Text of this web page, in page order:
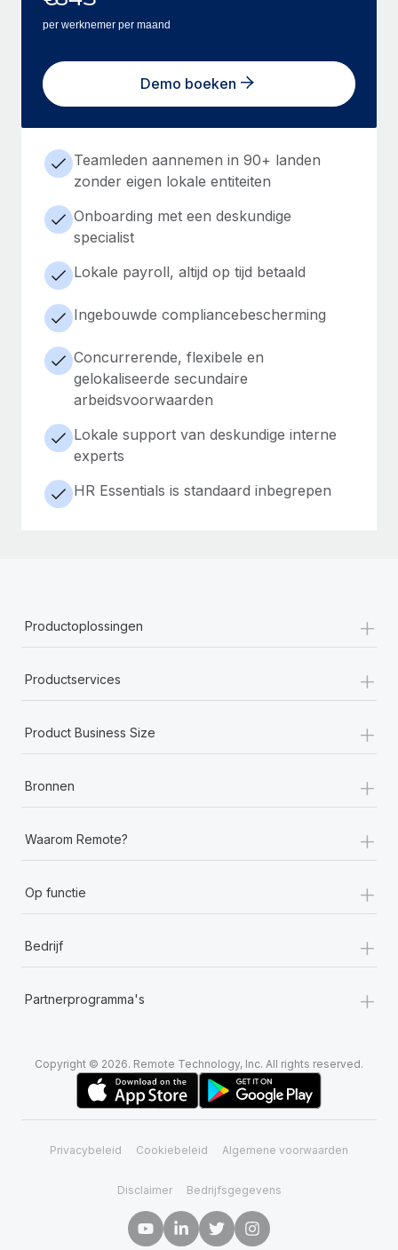
per werknemer per maand
Demo boeken
Teamleden aannemen in 90+ landen
zonder eigen lokale entiteiten
Onboarding met een deskundige
specialist
Lokale payroll, altijd op tijd betaald
Ingebouwde compliancebescherming
Concurrerende, flexibele en
gelokaliseerde secundaire
arbeidsvoorwaarden
Lokale support van deskundige interne
experts
HR Essentials is standaard inbegrepen
Productoplossingen +
Productservices +
Product Business Size +
Bronnen +
Waarom Remote? +
Op functie +
Bedrijf +
Partnerprogramma's +
Copyright © 2026. Remote Technology, Inc. All rights reserved.
Privacybeleid Cookiebeleid Algemene voorwaarden
Disclaimer Bedrijfsgegevens